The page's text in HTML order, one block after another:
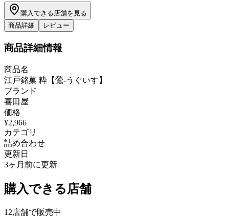
購入できる店舗を見る
商品詳細
レビュー
商品詳細情報
商品名
江戸銘菓 粋【鶯-うぐいす】
ブランド
喜田屋
価格
¥2,966
カテゴリ
詰め合わせ
更新日
3ヶ月前に更新
購入できる店舗
12店舗で販売中